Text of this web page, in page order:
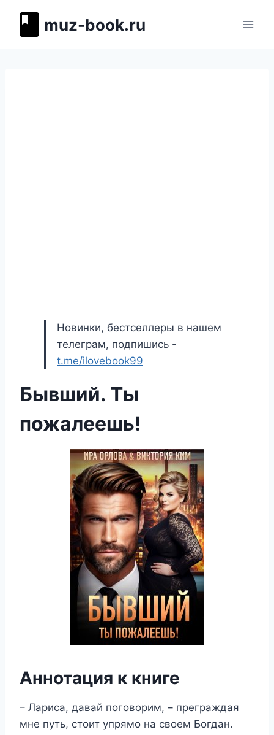
muz-book.ru
Новинки, бестселлеры в нашем
телеграм, подпишись -
t.me/ilovebook99
Бывший. Ты
пожалеешь!
Аннотация к книге
– Лариса, давай поговорим, – преграждая
мне путь, стоит упрямо на своем Богдан.